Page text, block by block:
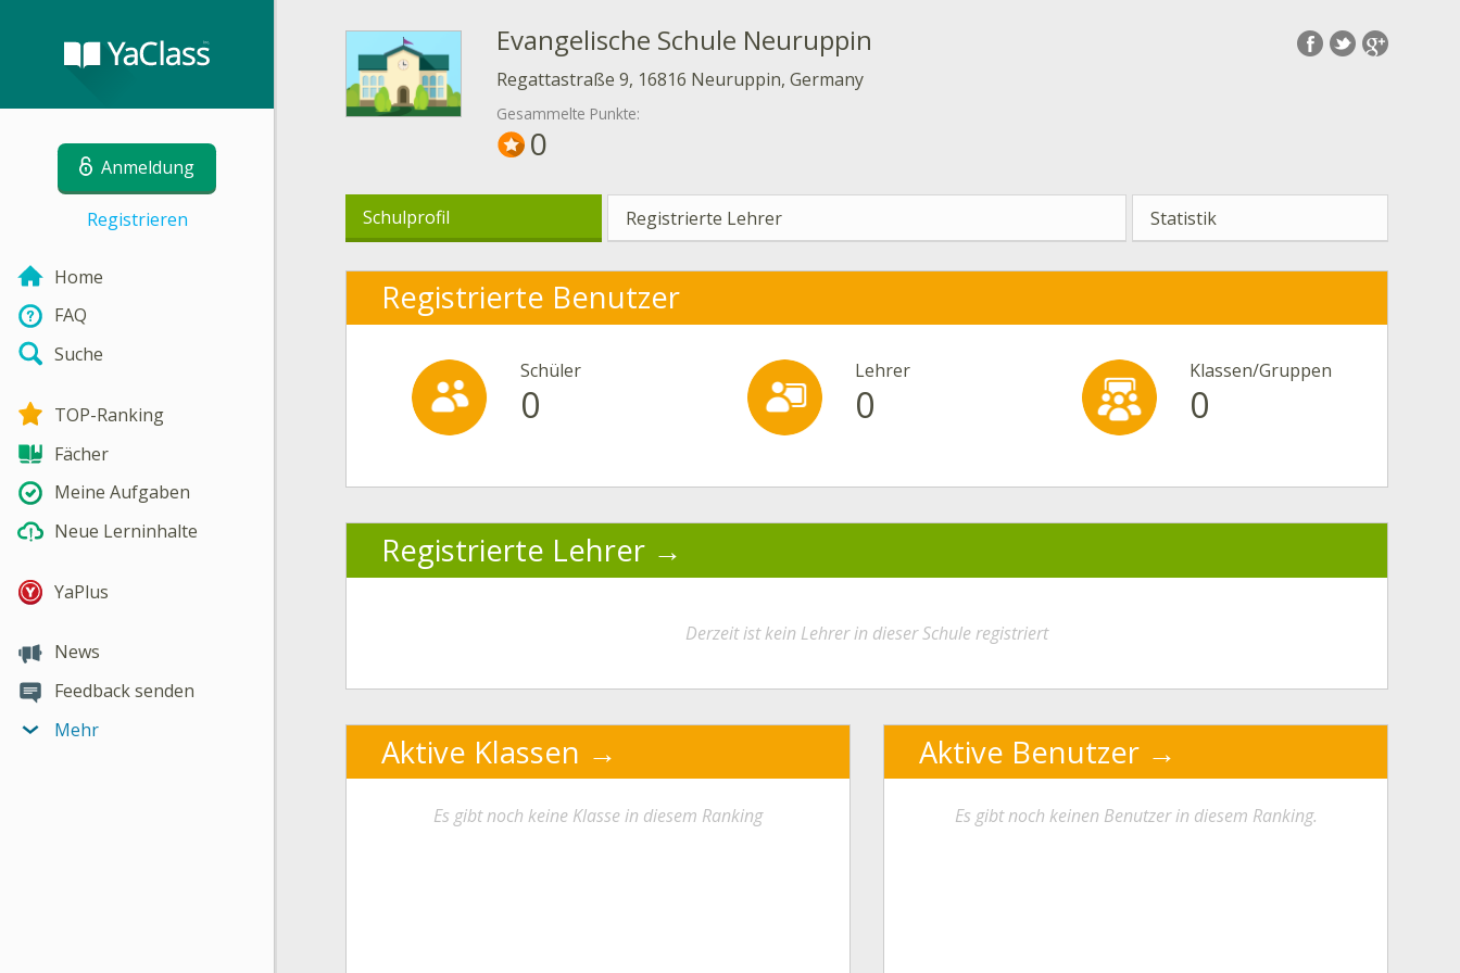
Anmeldung
Registrieren
Home
FAQ
Suche
TOP-Ranking
Fächer
Meine Aufgaben
Neue Lerninhalte
YaPlus
News
Feedback senden
Mehr
Evangelische Schule Neuruppin
Regattastraße 9, 16816 Neuruppin, Germany
Gesammelte Punkte:
0
Schulprofil Registrierte Lehrer Statistik
Registrierte Benutzer
Schüler
0
Lehrer
0
Klassen/Gruppen
0
Registrierte Lehrer
Derzeit ist kein Lehrer in dieser Schule registriert
Aktive Klassen
Es gibt noch keine Klasse in diesem Ranking
Aktive Benutzer
Es gibt noch keinen Benutzer in diesem Ranking.